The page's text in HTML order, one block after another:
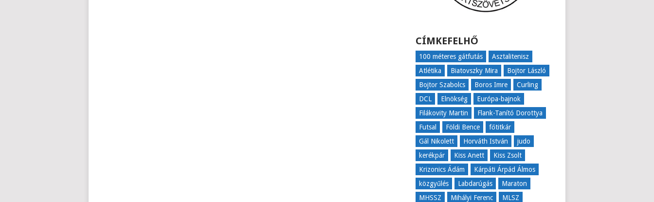
CÍMKEFELHŐ
100 méteres gátfutás
Asztalitenisz
Atlétika
Biatovszky Mira
Bojtor László
Bojtor Szabolcs
Boros Imre
Curling
DCL
Elnökség
Európa-bajnok
Filákovity Martin
Flank-Tanító Dorottya
Futsal
Földi Bence
főtitkár
Gál Nikolett
Horváth István
judo
kerékpár
Kiss Anett
Kiss Zsolt
Krizonics Ádám
Kárpáti Árpád Álmos
közgyűlés
Labdarúgás
Maraton
MHSSZ
Mihályi Ferenc
MLSZ